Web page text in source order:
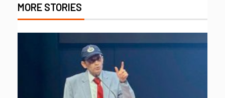
MORE STORIES